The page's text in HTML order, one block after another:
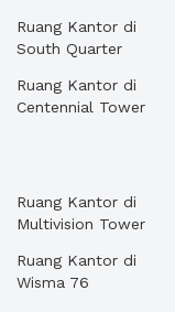
Ruang Kantor di
South Quarter
Ruang Kantor di
Centennial Tower
Ruang Kantor di
Multivision Tower
Ruang Kantor di
Wisma 76